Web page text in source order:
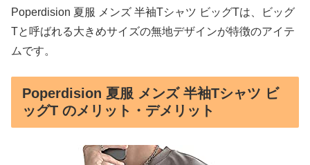
Poperdision 夏服 メンズ 半袖Tシャツ ビッグTは、ビッグ
Tと呼ばれる大きめサイズの無地デザインが特徴のアイテ
ムです。
Poperdision 夏服 メンズ 半袖Tシャツ ビ
ッグT のメリット・デメリット